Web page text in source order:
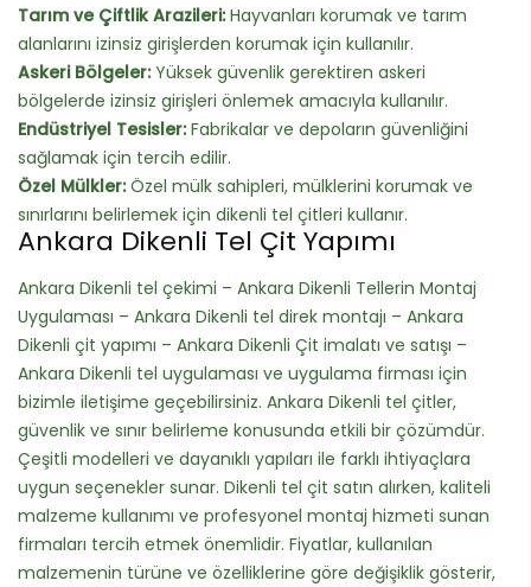
Tarım ve Çiftlik Arazileri:Hayvanları korumak ve tarım
alanlarını izinsiz girişlerden korumak için kullanılır.
Askeri Bölgeler:Yüksek güvenlik gerektiren askeri
bölgelerde izinsiz girişleri önlemek amacıyla kullanılır.
Endüstriyel Tesisler:Fabrikalar ve depoların güvenliğini
sağlamak için tercih edilir.
Özel Mülkler:Özel mülk sahipleri, mülklerini korumak ve
sınırlarını belirlemek için dikenli tel çitleri kullanır.
Ankara Dikenli Tel Çit Yapımı
Ankara Dikenli tel çekimi – Ankara Dikenli Tellerin Montaj
Uygulaması – Ankara Dikenli tel direk montajı – Ankara
Dikenli çit yapımı – Ankara Dikenli Çit imalatı ve satışı –
Ankara Dikenli tel uygulaması ve uygulama firması için
bizimle iletişime geçebilirsiniz. Ankara Dikenli tel çitler,
güvenlik ve sınır belirleme konusunda etkili bir çözümdür.
Çeşitli modelleri ve dayanıklı yapıları ile farklı ihtiyaçlara
uygun seçenekler sunar. Dikenli tel çit satın alırken, kaliteli
malzeme kullanımı ve profesyonel montaj hizmeti sunan
firmaları tercih etmek önemlidir. Fiyatlar, kullanılan
malzemenin türüne ve özelliklerine göre değişiklik gösterir,